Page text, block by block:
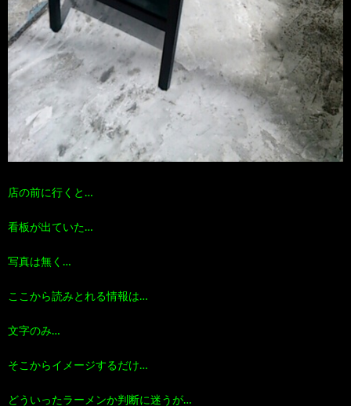
店の前に行くと…
看板が出ていた…
写真は無く…
ここから読みとれる情報は…
文字のみ…
そこからイメージするだけ…
どういったラーメンか判断に迷うが…